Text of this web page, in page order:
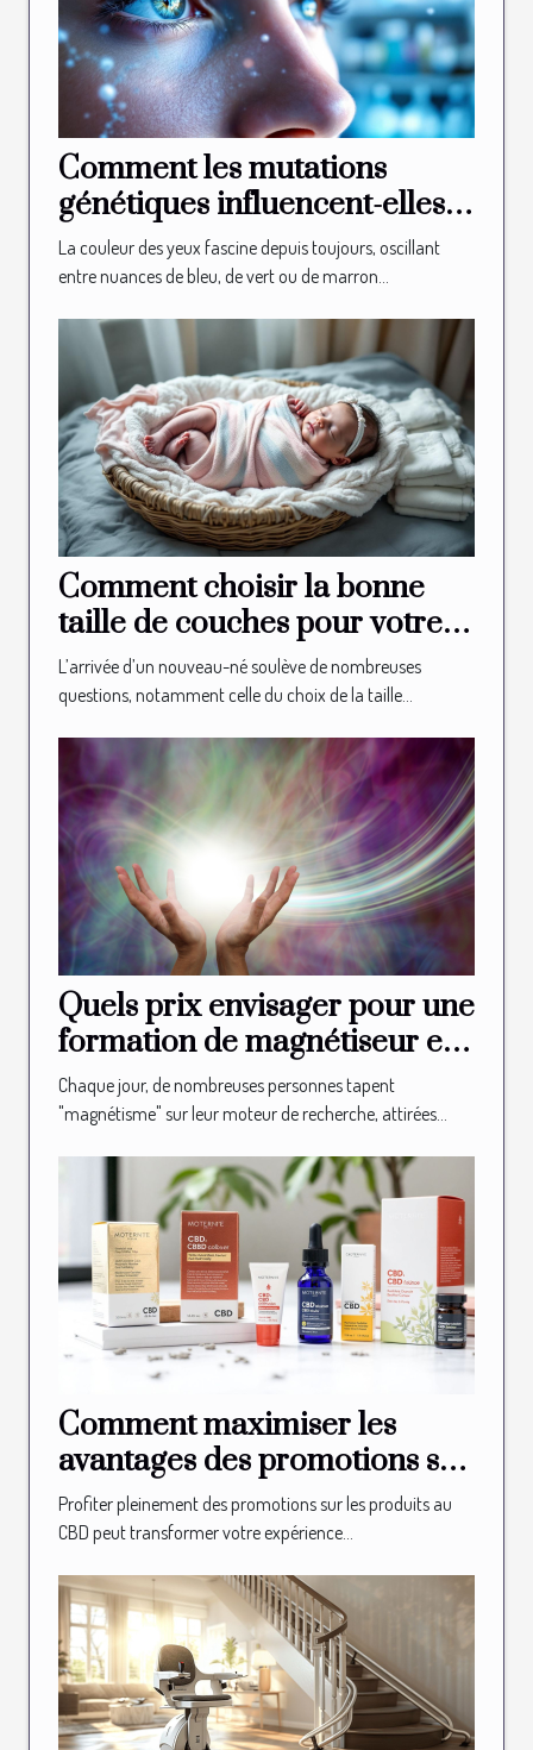
Comment les mutations
génétiques influencent-elles
la couleur des yeux ?
La couleur des yeux fascine depuis toujours, oscillant
entre nuances de bleu, de vert ou de marron...
Comment choisir la bonne
taille de couches pour votre
nouveau-né?
L’arrivée d’un nouveau-né soulève de nombreuses
questions, notamment celle du choix de la taille...
Quels prix envisager pour une
formation de magnétiseur en
ligne ?
Chaque jour, de nombreuses personnes tapent
"magnétisme" sur leur moteur de recherche, attirées...
Comment maximiser les
avantages des promotions sur
les produits au CBD ?
Profiter pleinement des promotions sur les produits au
CBD peut transformer votre expérience...